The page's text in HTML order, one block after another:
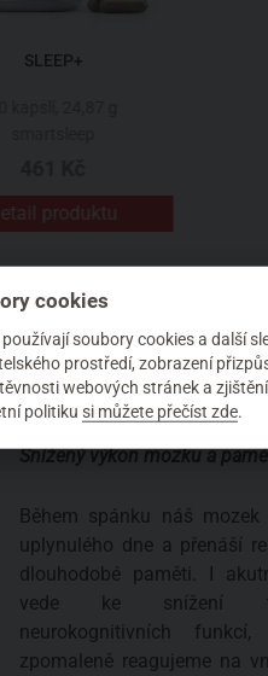
SLEEP+
produktu
DŮSLEDKY PŘÍLIŠ
SPÁNKU
Vliv na psychiku
Snížený výkon mozku a
Během spánku náš
uplynulého dne a přenáší
dlouhodobé paměti. I
vede ke snížení
neurokognitivních
zpomaleně reagujeme na
cookies
soubory cookies a další
prostředí, zobrazení
webových stránek a
politiku si můžete přečíst zde.